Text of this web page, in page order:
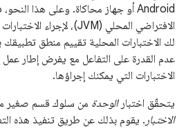
لك الاختبارات المحلية تقييم منطق
الاختبارات التي يمكنك إجراؤها.
يتحقّق اختبارالوحدة من سلوك قسم صغير
الاختبار . يقوم بذلك عن طريق تنفيذ هذه